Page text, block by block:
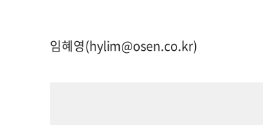
임혜영(hylim@osen.co.kr)